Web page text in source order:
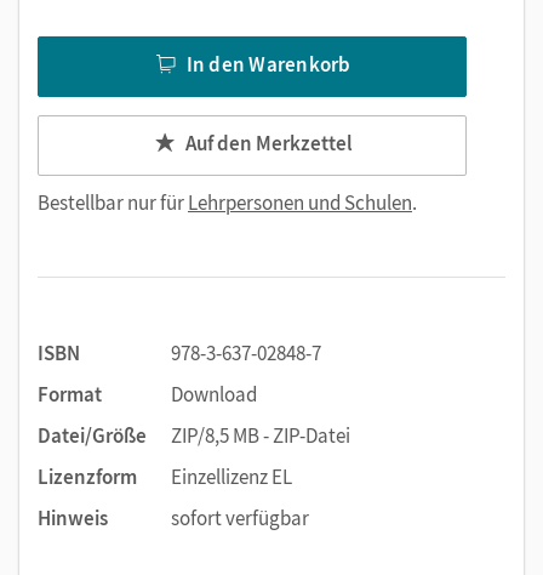
In den Warenkorb
Auf den Merkzettel
Bestellbar nur fürLehrpersonen und Schulen.
ISBN
978-3-637-02848-7
Format
Download
Datei/Größe
ZIP/8,5 MB - ZIP-Datei
Lizenzform
Einzellizenz EL
Hinweis
sofort verfügbar